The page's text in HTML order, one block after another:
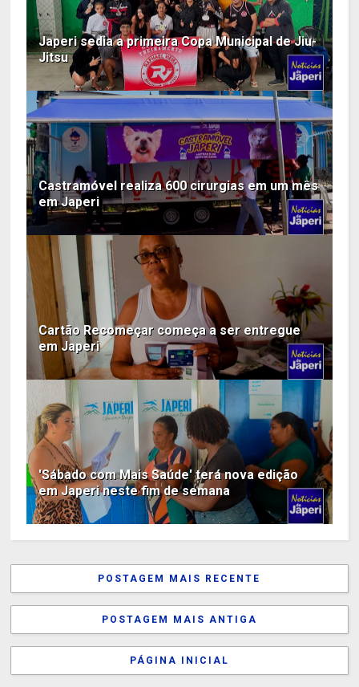
Japeri sedia a primeira Copa Municipal de Jiu-
Jitsu
Castramóvel realiza 600 cirurgias em um mês
em Japeri
Cartão Recomeçar começa a ser entregue
em Japeri
'Sábado com Mais Saúde' terá nova edição
em Japeri neste fim de semana
POSTAGEM MAIS RECENTE
POSTAGEM MAIS ANTIGA
PÁGINA INICIAL